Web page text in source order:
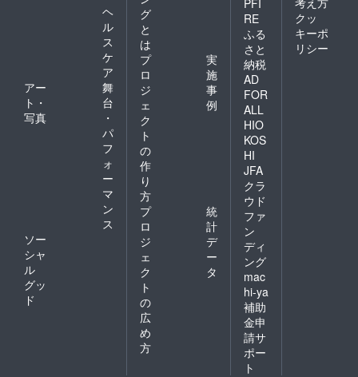
ヘ
ル
ス
ケ
ア
アー
ト・
写真
舞
台
・
パ
フ
ォ
ー
マ
ン
ス
ソー
シャ
ル
グッ
ド
グ
と
は
プ
ロ
ジ
ェ
ク
ト
の
作
り
方
実
施
事
例
プ
ロ
ジ
ェ
ク
ト
の
広
め
方
統
計
デ
ー
タ
PFI
RE
ふる
さと
納税
AD
FOR
ALL
HIO
KOS
HI
JFA
クラ
ウド
ファ
ン
ディ
ング
mac
hi-ya
補助
金申
請サ
ポー
ト
クッ
キーポ
リシー